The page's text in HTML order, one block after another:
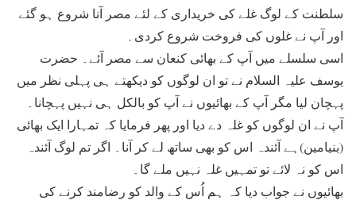
سلطنت کے لوگ غلے کی خریداری کے لئے مصر آنا شروع ہو گئے
اور آپ نے غلوں کی فروخت شروع کردی۔
اسی سلسلے میں آپ کے بھائی کنعان سے مصر آئے۔ حضرت
یوسف علیہ السلام نے تو ان لوگوں کو دیکھتے ہی پہلی نظر میں
پہچان لیا مگر آپ کے بھائیوں نے آپ کو بالکل ہی نہیں پہچانا۔
آپ نے ان لوگوں کو غلہ دے دیا اور پھر فرمایا کہ تمہارا ایک بھائی
(بنیامین)ہے آئندہ اس کو بھی ساتھ لے کر آنا۔ اگر تم لوگ آئندہ
اس کو نہ لائے تو تمہیں غلہ نہیں ملے گا۔
بھائیوں نے جواب دیا کہ ہم اُس کے والد کو رضامند کرنے کی